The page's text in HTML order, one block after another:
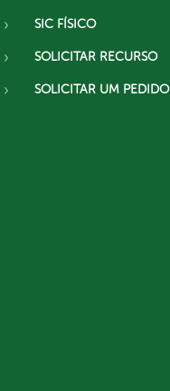
SIC FÍSICO
SOLICITAR RECURSO
SOLICITAR UM PEDIDO